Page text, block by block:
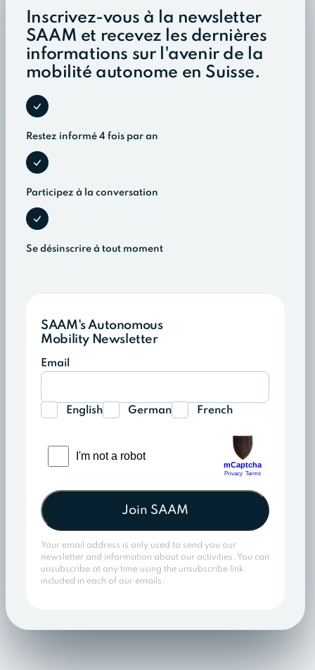
Inscrivez-vous à la newsletter
SAAM et recevez les dernières
informations sur l'avenir de la
mobilité autonome en Suisse.
Restez informé 4 fois par an
Participez à la conversation
Se désinscrire à tout moment
SAAM's Autonomous
Mobility Newsletter
Email
English German French
Join SAAM
Your email address is only used to send you our
newsletter and information about our activities. You can
unsubscribe at any time using the unsubscribe link
included in each of our emails.